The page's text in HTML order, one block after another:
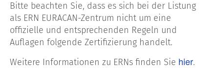
Bitte beachten Sie, dass es sich bei der Listung
als ERN EURACAN-Zentrum nicht um eine
offizielle und entsprechenden Regeln und
Auflagen folgende Zertifizierung handelt.
Weitere Informationen zu ERNs finden Sie hier.